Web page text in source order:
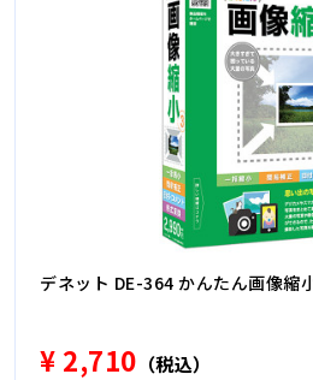
デネット DE-364 かんたん画像縮
¥ 2,710 （税込）